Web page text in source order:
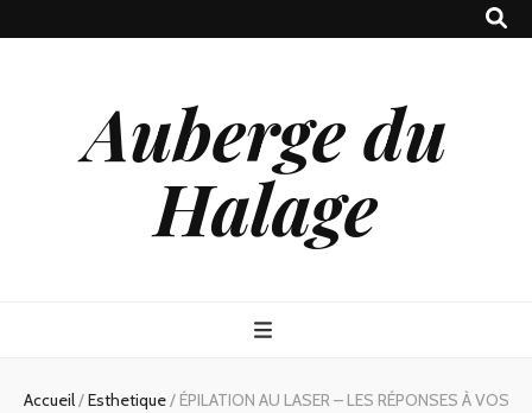
Auberge du
Halage
Accueil/Esthetique/ ÉPILATION AU LASER – LES RÉPONSES À VOS